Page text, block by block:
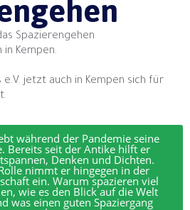
Spazierengehen
Kempen.
e.V. jetzt auch in Kempen sich für
während der Pandemie seine
Bereits seit der Antike hilft er
Denken und Dichten.
nimmt er hingegen in der
ein. Warum spazieren viel
wie es den Blick auf die Welt
was einen guten Spaziergang